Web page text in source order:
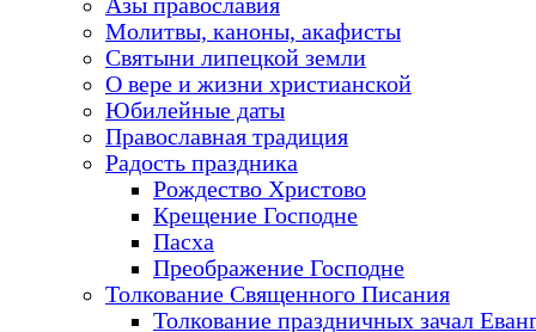
Азы православия
Молитвы, каноны, акафисты
Святыни липецкой земли
О вере и жизни христианской
Юбилейные даты
Православная традиция
Радость праздника
Рождество Христово
Крещение Господне
Пасха
Преображение Господне
Толкование Священного Писания
Толкование праздничных зачал